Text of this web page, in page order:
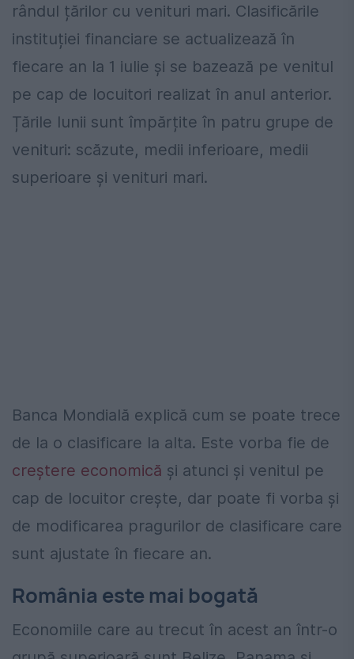
rândul țărilor cu venituri mari. Clasificările
instituției financiare se actualizează în
fiecare an la 1 iulie și se bazează pe venitul
pe cap de locuitori realizat în anul anterior.
Țările lunii sunt împărțite în patru grupe de
venituri: scăzute, medii inferioare, medii
superioare și venituri mari.
Banca Mondială explică cum se poate trece
de la o clasificare la alta. Este vorba fie de
creștere economică și atunci și venitul pe
cap de locuitor crește, dar poate fi vorba și
de modificarea pragurilor de clasificare care
sunt ajustate în fiecare an.
România este mai bogată
Economiile care au trecut în acest an într-o